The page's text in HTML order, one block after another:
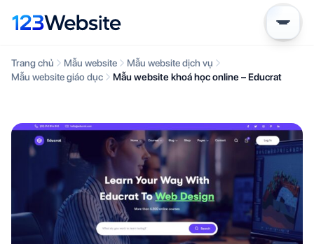
Trang chủ Mẫu website
Mẫu website dịch vụ
Mẫu website giáo dục
Mẫu website khoá học online – Educrat